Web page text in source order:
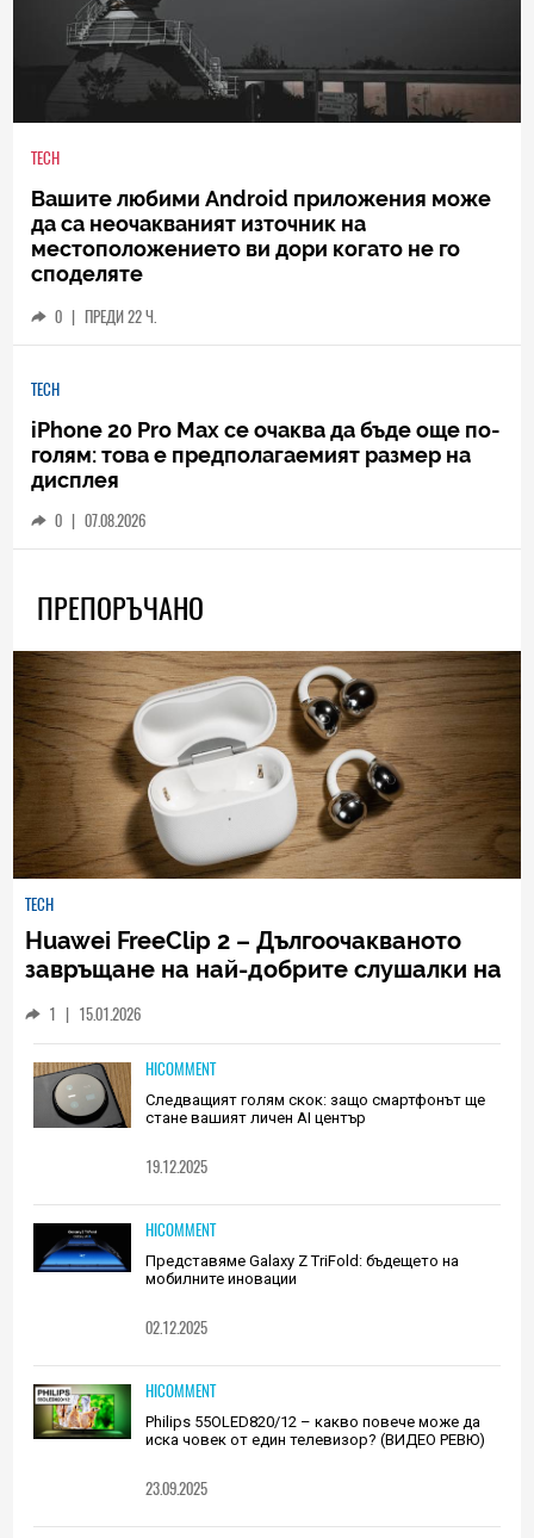
TECH
Вашите любими Android приложения може
да са неочакваният източник на
местоположението ви дори когато не го
споделяте
0 | ПРЕДИ 22 Ч.
TECH
iPhone 20 Pro Max се очаква да бъде още по-
голям: това е предполагаемият размер на
дисплея
0 | 07.08.2026
ПРЕПОРЪЧАНО
TECH
Huawei FreeClip 2 – Дългоочакваното
завръщане на най-добрите слушалки на
1 | 15.01.2026
HICOMMENT
Следващият голям скок: защо смартфонът ще
стане вашият личен AI център
19.12.2025
HICOMMENT
Представяме Galaxy Z TriFold: бъдещето на
мобилните иновации
02.12.2025
HICOMMENT
Philips 55OLED820/12 – какво повече може да
иска човек от един телевизор? (ВИДЕО РЕВЮ)
23.09.2025